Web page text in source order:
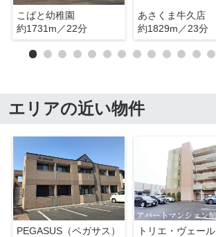
こばと幼稚園
約1731m／22分
あさくま牛久店
約1829m／23分
エリアの近い物件
PEGASUS（ペガサス）
トリエ・ヴェール